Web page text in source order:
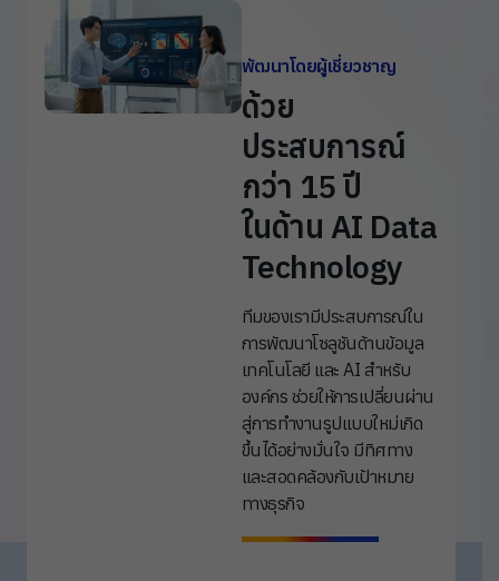
พัฒนาโดยผู้เชี่ยวชาญ
ด้วย
ประสบการณ์
กว่า 15 ปี
ในด้าน AI Data
Technology
ทีมของเรามีประสบการณ์ใน
การพัฒนาโซลูชันด้านข้อมูล
เทคโนโลยี และ AI สำหรับ
องค์กร ช่วยให้การเปลี่ยนผ่าน
สู่การทำงานรูปแบบใหม่เกิด
ขึ้นได้อย่างมั่นใจ มีทิศทาง
และสอดคล้องกับเป้าหมาย
ทางธุรกิจ